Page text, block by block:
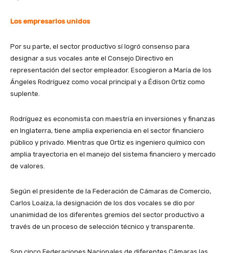
Los empresarios unidos
Por su parte, el sector productivo sí logró consenso para
designar a sus vocales ante el Consejo Directivo en
representación del sector empleador. Escogieron a María de los
Ángeles Rodríguez como vocal principal y a Édison Ortiz como
suplente.
Rodríguez es economista con maestría en inversiones y finanzas
en Inglaterra, tiene amplia experiencia en el sector financiero
público y privado. Mientras que Ortiz es ingeniero químico con
amplia trayectoria en el manejo del sistema financiero y mercado
de valores.
Según el presidente de la Federación de Cámaras de Comercio,
Carlos Loaiza, la designación de los dos vocales se dio por
unanimidad de los diferentes gremios del sector productivo a
través de un proceso de selección técnico y transparente.